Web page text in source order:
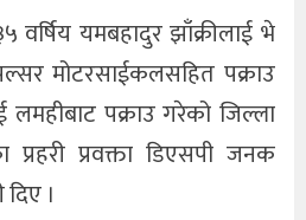
वर्षिय यमबहादुर झाँक्रीलाई भे
मोटरसाईकलसहित पक्राउ
पक्राउ गरेको जिल्ला
प्रहरी प्रवक्ता डिएसपी जनक
।